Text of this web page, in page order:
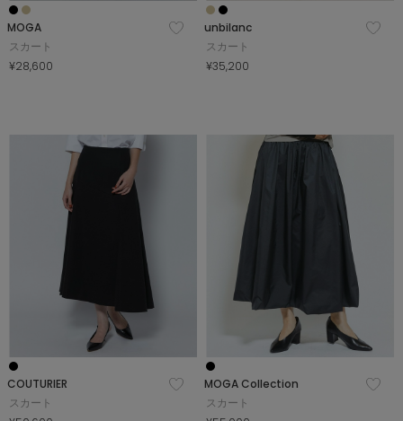
MOGA
スカート
¥28,600
unbilanc
スカート
¥35,200
COUTURIER
スカート
MOGA Collection
スカート